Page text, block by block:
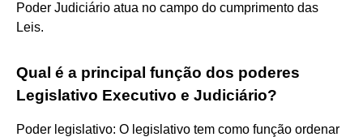
Poder Judiciário atua no campo do cumprimento das
Leis.
Qual é a principal função dos poderes
Legislativo Executivo e Judiciário?
Poder legislativo: O legislativo tem como função ordenar